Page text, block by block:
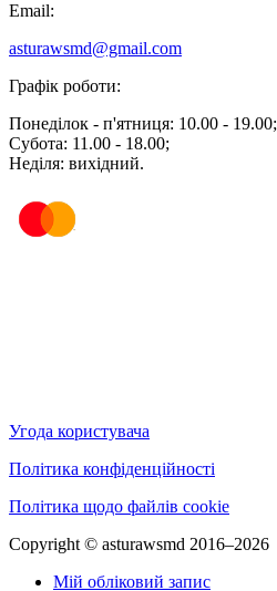
Email:
asturawsmd@gmail.com
Графік роботи:
Понеділок - п'ятниця: 10.00 - 19.00;
Субота: 11.00 - 18.00;
Неділя: вихідний.
Угода користувача
Політика конфіденційності
Політика щодо файлів cookie
Copyright © asturawsmd 2016–2026
Мій обліковий запис